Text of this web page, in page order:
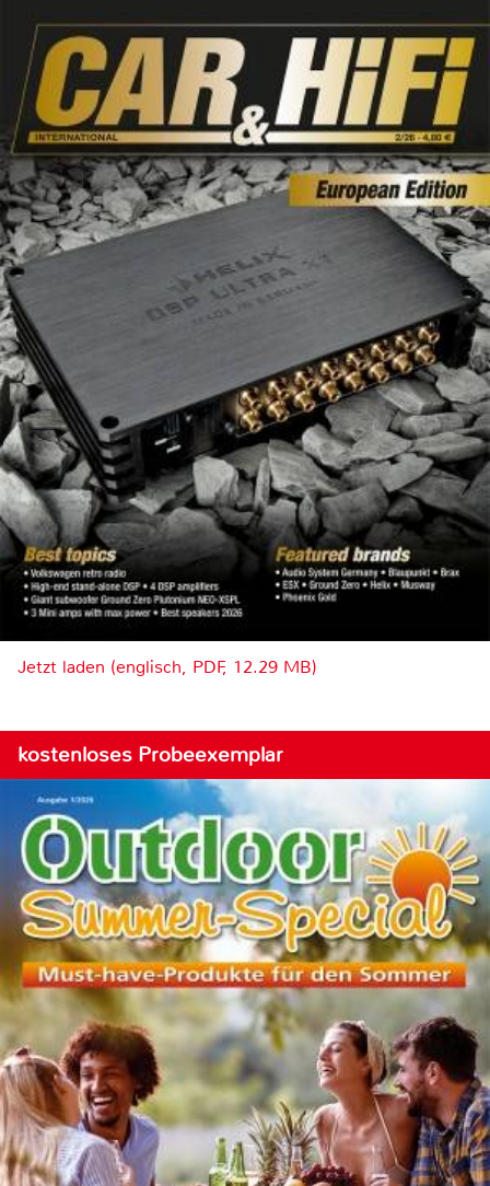
Jetzt laden (englisch, PDF, 12.29 MB)
kostenloses Probeexemplar